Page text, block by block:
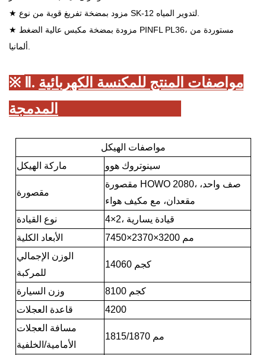
★ مزودة بمضخة مكبس عالية الضغط PINFL PL36، مستوردة من
※ Ⅱ. مواصفات المنتج للمكنسة الكهربائية
مواصفات الهيكل
ماركة الهيكل
سينوتروك هوو
مقصورة
مقصورة HOWO 2080، صف واحد،
مقعدان، مع مكيف هواء
نوع القيادة
4×
2، قيادة يسارية
الأبعاد الكلية
7450×2370×
3200 مم
الوزن الإجمالي
للمركبة
14060 كجم
وزن السيارة
8100 كجم
قاعدة العجلات
4200
مسافة العجلات
الأمامية/الخلفية
1815/1870 مم